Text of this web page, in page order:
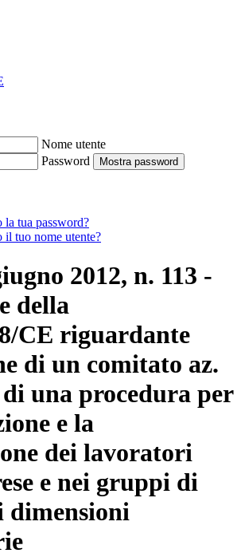
Nome utente
Password
Mostra password
tua password?
il tuo nome utente?
2012, n. 113 -
della
CE riguardante
di un comitato az.
di una procedura per
e la
dei lavoratori
e nei gruppi di
dimensioni